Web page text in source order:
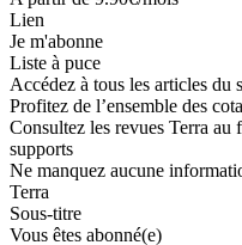
Lien
Je m'abonne
Liste à puce
Accédez à tous les articles du
Profitez de l’ensemble des
Consultez les revues Terra au
supports
Ne manquez aucune
Terra
Sous-titre
Vous êtes abonné(e)